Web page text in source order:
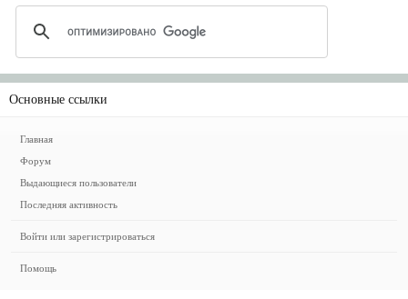
Основные ссылки
Главная
Форум
Выдающиеся пользователи
Последняя активность
Войти или зарегистрироваться
Помощь